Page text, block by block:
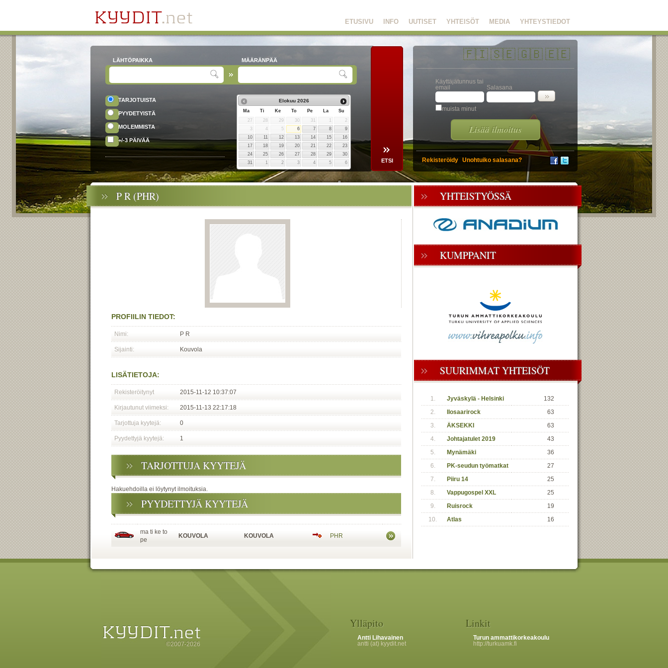
YHTEYSTIEDOT
MEDIA
YHTEISÖT
UUTISET
INFO
ETUSIVU
LÄHTÖPAIKKA MÄÄRÄNPÄÄ
TARJOTUISTA
PYYDETYISTÄ
MOLEMMISTA
+/-3 PÄIVÄÄ
Elokuu 2026
Ma Ti Ke To Pe La
Su
27
28 29 30 31
2
3
4 5 6 7 8
9
10
11 12 13 14 15
16
17
18 19 20 21 22
23
24
25 26 27 28 29
30
31
1 2 3 4 5 6
🇫🇮🇸🇪🇬🇧🇪🇪
Käyttäjätunnus tai
email
Salasana
muista minut
Lisää ilmoitus
Rekisteröidy Unohtuiko salasana?
P R (PHR)
PROFIILIN TIEDOT:
Nimi: P R
Sijainti: Kouvola
LISÄTIETOJA:
Rekisteröitynyt 2015-11-12 10:37:07
Kirjautunut viimeksi: 2015-11-13 22:17:18
Tarjottuja kyytejä: 0
Pyydettyjä kyytejä: 1
TARJOTTUJA KYYTEJÄ
Hakuehdoilla ei löytynyt ilmoituksia.
PYYDETTYJÄ KYYTEJÄ
ma ti ke to
pe
KOUVOLA KOUVOLA PHR
YHTEISTYÖSSÄ
KUMPPANIT
SUURIMMAT YHTEISÖT
1. Jyväskylä - Helsinki
132
2.
Ilosaarirock
63
3.
ÄKSEKKI
63
4.
Johtajatulet 2019
43
5.
Mynämäki
36
6.
PK-seudun työmatkat
27
7.
Piiru 14
25
8.
Vappugospel XXL
25
9.
Ruisrock
19
10.
Atlas 16
©2007-2026
Ylläpito
Antti Lihavainen
antti (at) kyydit.net
Linkit
Turun ammattikorkeakoulu
http://turkuamk.fi